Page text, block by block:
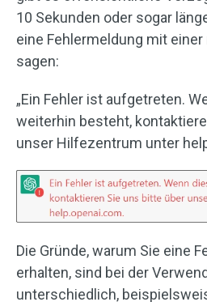
10 Sekunden oder sogar
eine Fehlermeldung mit einer
sagen:
„Ein Fehler ist aufgetreten.
weiterhin besteht,
unser Hilfezentrum unter
Die Gründe, warum Sie eine
erhalten, sind bei der
unterschiedlich,